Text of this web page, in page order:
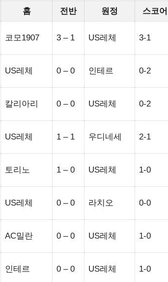
홈 전반 원정 스코어
코모1907 3 – 1 US레체 3-1
US레체 0 – 0 인테르 0-2
칼리아리 0 – 0 US레체 0-2
US레체 1 – 1 우디네세 2-1
토리노 1 – 0 US레체 1-0
US레체 0 – 0 라치오 0-0
AC밀란 0 – 0 US레체 1-0
인테르 0 – 0 US레체 1-0